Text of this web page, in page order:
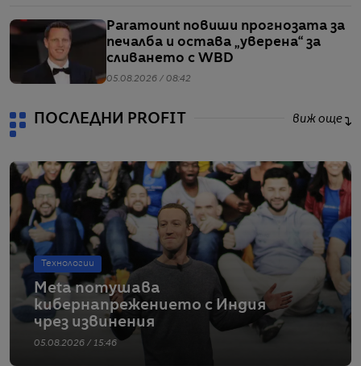
Paramount повиши прогнозата за
печалба и остава „уверена“ за
сливането с WBD
05.08.2026 / 08:42
ПОСЛЕДНИ PROFIT виж още
Технологии
Meta потушава
кибернапрежението с Индия
чрез извинения
05.08.2026 / 15:46